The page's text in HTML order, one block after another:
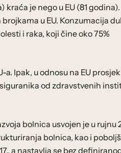
je nego u EU (81 godina).
u EU. Konzumacija
i raka, koji čine oko 75%
Ipak, u odnosu na EU
od zdravstvenih
bolnica usvojen je u rujnu
bolnica, kao i
a nastavlja se bez